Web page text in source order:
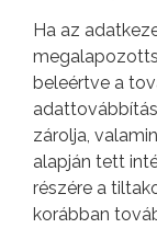
Ha az
beleértve a
zárolja,
alapján tett
részére a
korábban